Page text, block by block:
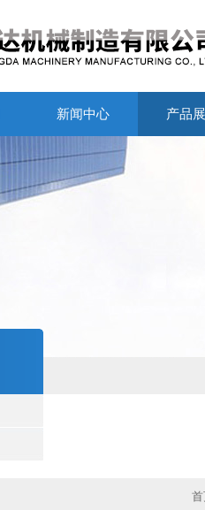
新闻中心 产品